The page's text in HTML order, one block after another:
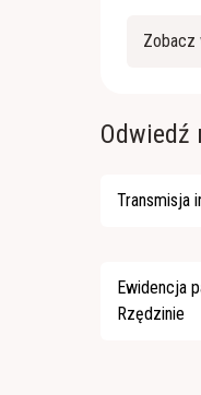
Zobacz
Odwiedź
Transmisja
Ewidencja
Rzędzinie